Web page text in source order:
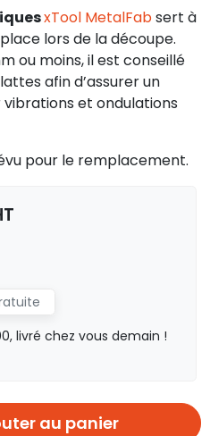
xTool MetalFabsert à
lors de la découpe.
ou moins, il est conseillé
afin d’assurer un
et ondulations
pour le remplacement.
livré chez vous demain !
au panier